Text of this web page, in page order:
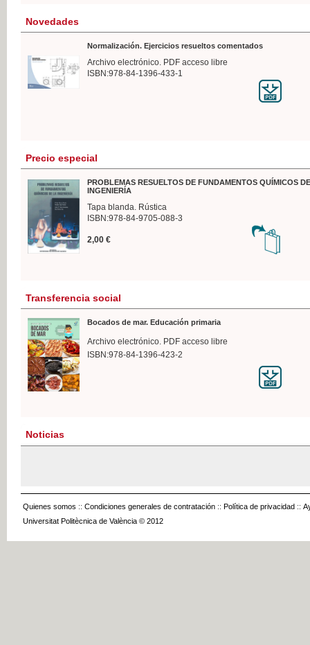
Novedades
Normalización. Ejercicios resueltos comentados
Archivo electrónico. PDF acceso libre
ISBN:978-84-1396-433-1
Precio especial
PROBLEMAS RESUELTOS DE FUNDAMENTOS QUÍMICOS
INGENIERÍA
Tapa blanda. Rústica
ISBN:978-84-9705-088-3
2,00 €
Transferencia social
Bocados de mar. Educación primaria
Archivo electrónico. PDF acceso libre
ISBN:978-84-1396-423-2
Noticias
Quienes somos :: Condiciones generales de contratación :: Política de privacidad ::
Universitat Politècnica de València © 2012